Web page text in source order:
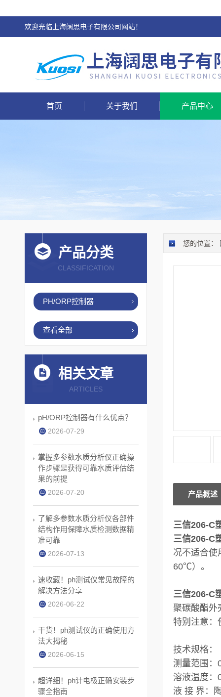
欢迎光临上海阔思电子有限公司网站！
首页 关于我们 产品中心
您的位置：
产品概述
三信206-C
三信206-C
况不适合使
60℃）。
三信206-C
聚碳酸酯外
特别注意：
技术规格：
测量范围
溶液温度
液 接 界
产品分类
CLASSIFICATION
PH/ORP控制器
查看全部
相关文章
ARTICLES
pH/ORP控制器有什么优点？
2026-07-29
掌握多参数水质分析仪正确操
作步骤是获得可靠水质评估结
果的前提
2026-07-20
了解多参数水质分析仪各部件
结构作用保障水质检测数据精
准可靠
2026-07-13
速收藏！ph测试仪常见故障的
解决方法分享
2026-06-22
干货！ph测试仪的正确使用方
法大揭秘
2026-06-15
超详细！ph计电极正确安装步
骤全指南